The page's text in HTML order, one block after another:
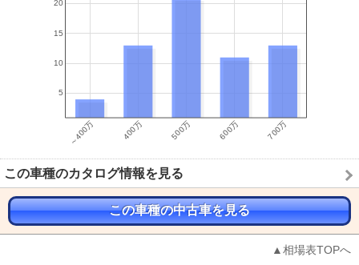
この車種のカタログ情報を見る
この車種の中古車を見る
▲相場表TOPへ